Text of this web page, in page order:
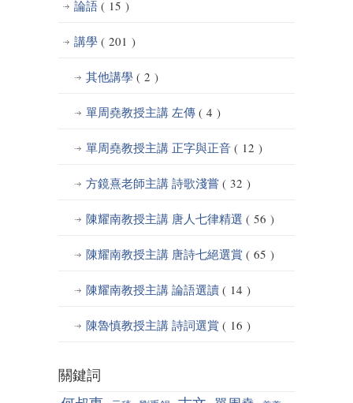
論語 ( 15 )
講學 ( 201 )
其他講學 ( 2 )
單周堯教授主講 左傳 ( 4 )
單周堯教授主講 正字與正音 ( 12 )
方鏡熹老師主講 詩歌淺嘗 ( 32 )
陳耀南教授主講 唐人七律精選 ( 56 )
陳耀南教授主講 唐詩七絕選賞 ( 65 )
陳耀南教授主講 論語選讀 ( 14 )
陳魯慎教授主講 詩詞選賞 ( 16 )
關鍵詞